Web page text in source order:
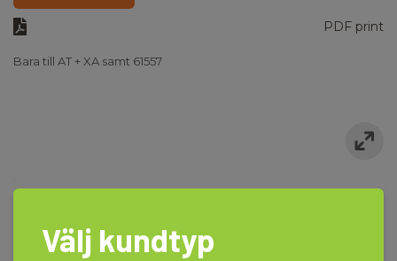
PDF print
Bara till AT + XA samt 61557
Välj kundtyp